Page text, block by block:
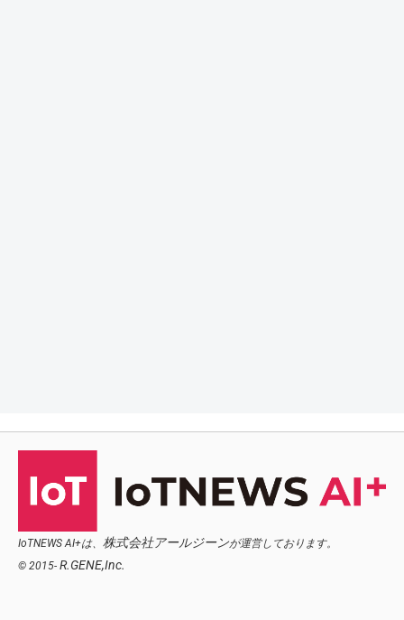
IoTNEWS AI+は、 株式会社アールジーンが運営しております。
© 2015- R.GENE,Inc.